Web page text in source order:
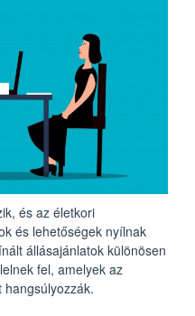
és az életkori
és lehetőségek nyílnak
állásajánlatok különösen
fel, amelyek az